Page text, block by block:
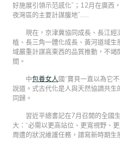
好施展引領示范感化”；12月在廣西
夜灣區的主要計謀腹地”……
現在，京津冀協同成長、長江
植、長三角一體化成長、黃河道域
域嚴重計謀高東西的品質推動，不竭
間。
中包養女人國“寶貝一直以為它
說道。式古代化是人與天然協調共
同歸。
習近平總書記在7月召開的全國
大：“必需以更高站位、更寬視野、
周遭的狀況維護任務，譜寫新時期生